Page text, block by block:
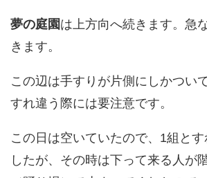
夢の庭園は上方向へ続きます。急
きます。
この辺は手すりが片側にしかつい
すれ違う際には要注意です。
この日は空いていたので、1組と
したが、その時は下って来る人が